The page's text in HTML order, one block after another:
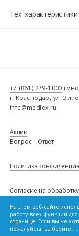
Тех. характеристики
На этом веб-сайте
работу всех функций
странице. Если вы не
пожалуйста, выберите ...
+7 (861) 279-1000
г. Краснодар, ул.
info@medlex.ru
Акции
Вопрос – Ответ
Политика
Согласие на
Политику в